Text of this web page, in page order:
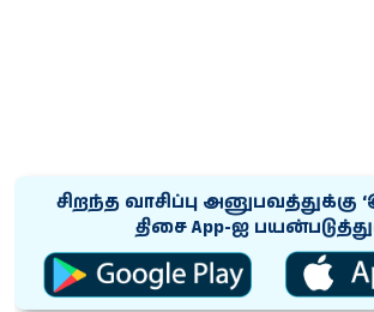
சிறந்த வாசிப்பு அனுபவத்துக்கு
திசை App-ஐ